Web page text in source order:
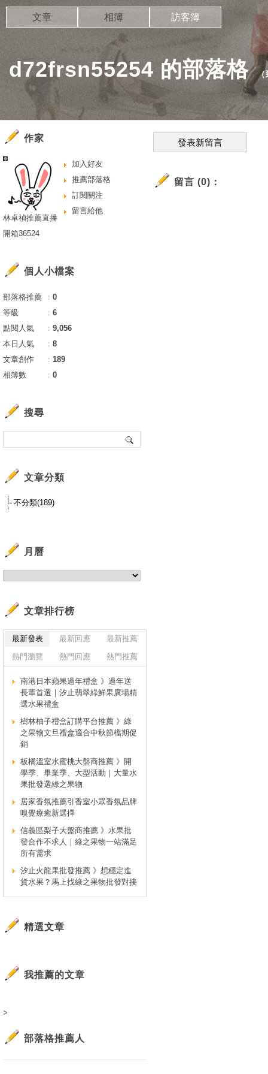
d72frsn55254 的部落格（
文章 相簿 訪客簿
發表新留言
留言 (0)：
作家
加入好友
推薦部落格
訂閱關注
留言給他
林卓禎推薦直播
開箱36524
個人小檔案
部落格推薦 ： 0
等級
： 6
點閱人氣
： 9,056
本日人氣
： 8
文章創作
： 189
相簿數
： 0
搜尋
文章分類
不分類(189)
月曆
文章排行榜
最新發表 最新回應
最新推薦
熱門瀏覽
熱門回應 熱門推薦
南港日本蘋果過年禮盒 》過年送
長輩首選｜汐止翡翠綠鮮果廣場精
選水果禮盒
樹林柚子禮盒訂購平台推薦 》綠
之果物文旦禮盒適合中秋節檔期促
銷
板橋溫室水蜜桃大盤商推薦 》開
學季、畢業季、大型活動｜大量水
果批發選綠之果物
居家香氛推薦引香室小眾香氛品牌
嗅覺療癒新選擇
信義區梨子大盤商推薦 》水果批
發合作不求人｜綠之果物一站滿足
所有需求
汐止火龍果批發推薦 》想穩定進
貨水果？馬上找綠之果物批發對接
精選文章
我推薦的文章
>
部落格推薦人